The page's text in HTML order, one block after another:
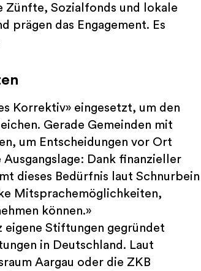
Zünfte, Sozialfonds und lokale
prägen das Engagement. Es
Korrektiv» eingesetzt, um den
Gerade Gemeinden mit
um Entscheidungen vor Ort
Dank finanzieller
dieses Bedürfnis laut Schnurbein
Mitsprachemöglichkeiten,
können.»
eigene Stiftungen gegründet
in Deutschland. Laut
Aargau oder die ZKB